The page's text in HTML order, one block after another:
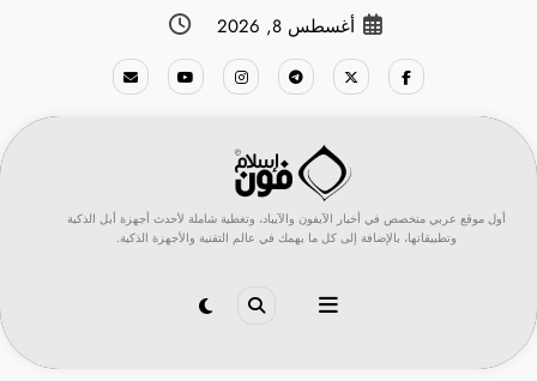
أغسطس 8, 2026
أول موقع عربي متخصص في أخبار الآيفون والآيباد، وتغطية شاملة لأحدث أجهزة أبل الذكية
وتطبيقاتها، بالإضافة إلى كل ما يهمك في عالم التقنية والأجهزة الذكية.